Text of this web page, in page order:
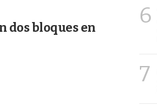
dos bloques en
6
7